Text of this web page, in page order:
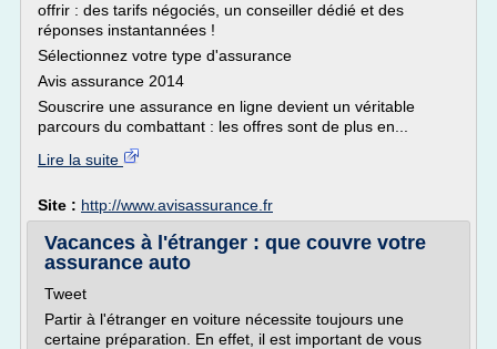
offrir : des tarifs négociés, un conseiller dédié et des
réponses instantannées !
Sélectionnez votre type d'assurance
Avis assurance 2014
Souscrire une assurance en ligne devient un véritable
parcours du combattant : les offres sont de plus en...
Lire la suite
Site : http://www.avisassurance.fr
Vacances à l'étranger : que couvre votre
assurance auto
Tweet
Partir à l'étranger en voiture nécessite toujours une
certaine préparation. En effet, il est important de vous